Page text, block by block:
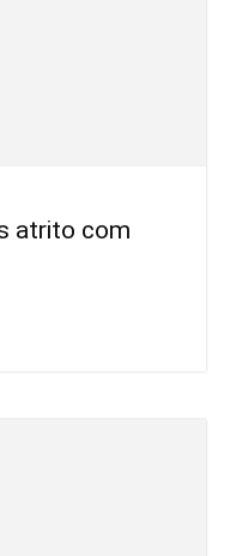
atrito com